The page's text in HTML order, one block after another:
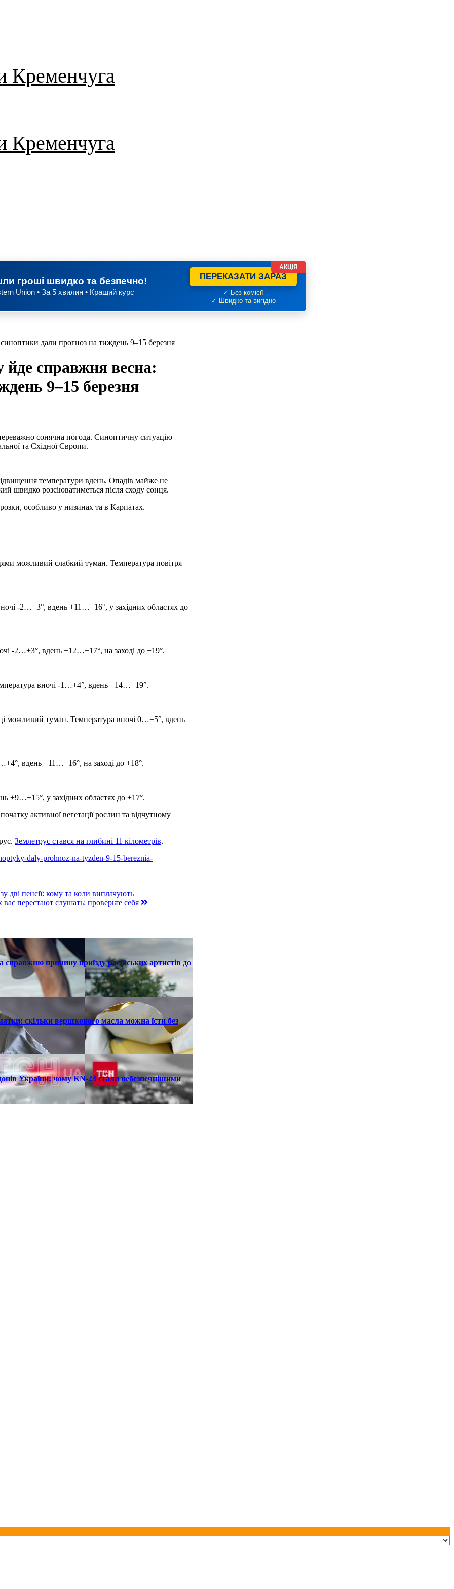
Кременчуга
Кременчуга
гроші швидко та безпечно!
Union • За 5 хвилин • Кращий курс
ПЕРЕКАЗАТИ ЗАРАЗ
✓ Без комісії
✓ Швидко та вигідно
АКЦІЯ
дали прогноз на тиждень 9–15 березня
справжня весна:
9–15 березня
сонячна погода. Синоптичну ситуацію
та Східної Європи.
температури вдень. Опадів майже не
швидко розсіюватиметься після сходу сонця.
особливо у низинах та в Карпатах.
можливий слабкий туман. Температура повітря
-2…+3°, вдень +11…+16°, у західних областях до
-2…+3°, вдень +12…+17°, на заході до +19°.
вночі -1…+4°, вдень +14…+19°.
можливий туман. Температура вночі 0…+5°, вдень
вдень +11…+16°, на заході до +18°.
+9…+15°, у західних областях до +17°.
активної вегетації рослин та відчутному
Землетрус стався на глибині 11 кілометрів.
daly-prohnoz-na-tyzden-9-15-bereznia-
пенсії: кому та коли виплачують
перестают слушать: проверьте себя
причину приїзду російських артистів до
скільки вершкового масла можна їсти без
України: чому KN-23 стали небезпечнішими